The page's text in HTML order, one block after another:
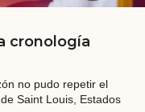
cronología
no pudo repetir el
Saint Louis, Estados